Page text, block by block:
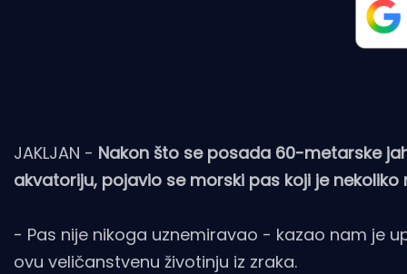
JAKLJAN - Nakon što se posada 60-metarske
akvatoriju, pojavio se morski pas koji je
- Pas nije nikoga uznemiravao - kazao nam je
ovu veličanstvenu životinju iz zraka.